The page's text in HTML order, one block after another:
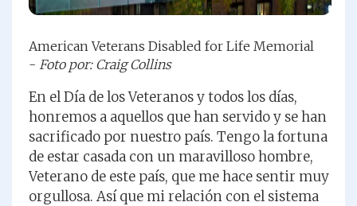
American Veterans Disabled for Life Memorial
- Foto por: Craig Collins
En el Día de los Veteranos y todos los días,
honremos a aquellos que han servido y se han
sacrificado por nuestro país. Tengo la fortuna
de estar casada con un maravilloso hombre,
Veterano de este país, que me hace sentir muy
orgullosa. Así que mi relación con el sistema